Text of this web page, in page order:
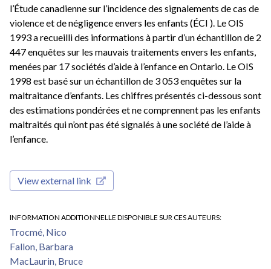
l’Étude canadienne sur l’incidence des signalements de cas de
violence et de négligence envers les enfants (ÉCI ). Le OIS
1993 a recueilli des informations à partir d’un échantillon de 2
447 enquêtes sur les mauvais traitements envers les enfants,
menées par 17 sociétés d’aide à l’enfance en Ontario. Le OIS
1998 est basé sur un échantillon de 3 053 enquêtes sur la
maltraitance d’enfants. Les chiffres présentés ci-dessous sont
des estimations pondérées et ne comprennent pas les enfants
maltraités qui n’ont pas été signalés à une société de l’aide à
l’enfance.
View external link
INFORMATION ADDITIONNELLE DISPONIBLE SUR CES AUTEURS
Trocmé, Nico
Fallon, Barbara
MacLaurin, Bruce